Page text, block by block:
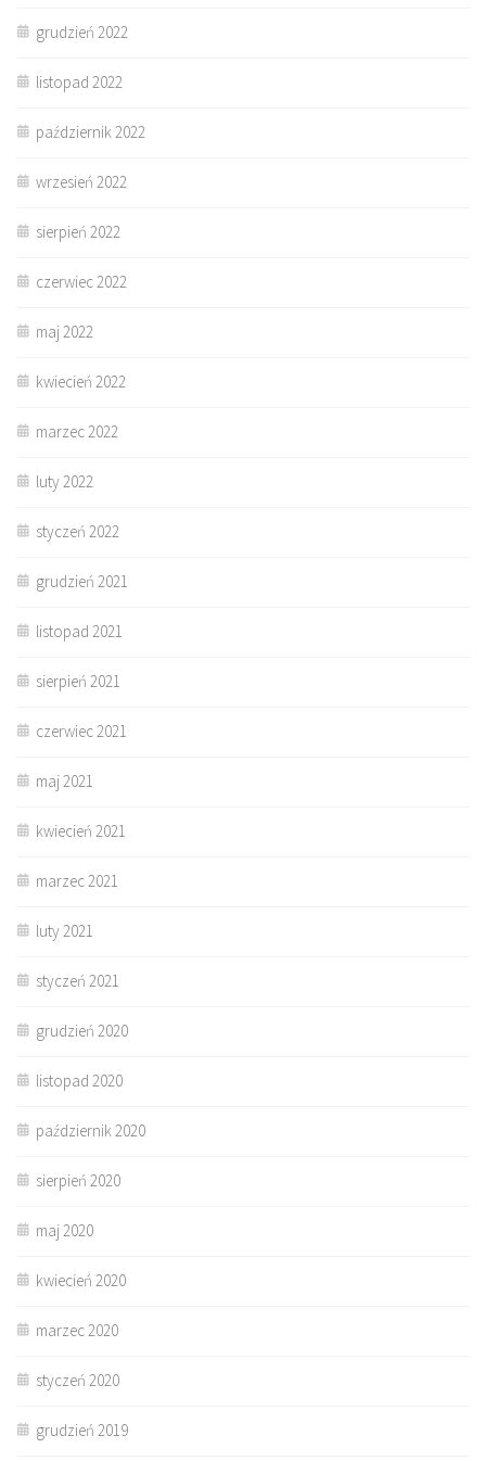
grudzień 2022
listopad 2022
październik 2022
wrzesień 2022
sierpień 2022
czerwiec 2022
maj 2022
kwiecień 2022
marzec 2022
luty 2022
styczeń 2022
grudzień 2021
listopad 2021
sierpień 2021
czerwiec 2021
maj 2021
kwiecień 2021
marzec 2021
luty 2021
styczeń 2021
grudzień 2020
listopad 2020
październik 2020
sierpień 2020
maj 2020
kwiecień 2020
marzec 2020
styczeń 2020
grudzień 2019